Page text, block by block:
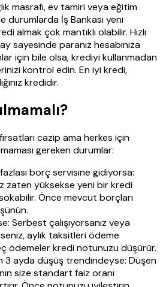
masrafı, ev tamiri veya eğitim
durumlarda İş Bankası yeni
almak çok mantıklı olabilir. Hızlı
sayesinde paranız hesabınıza
için bile olsa, krediyi kullanmadan
kontrol edin. En iyi kredi,
kredidir.
cazip ama herkes için
gereken durumlar:
borç servisine gidiyorsa:
zaten yüksekse yeni bir kredi
Önce mevcut borçları
Serbest çalışıyorsanız veya
aylık taksitleri ödeme
ödemeler kredi notunuzu düşürür.
3 ayda düşüş trendindeyse: Düşen
size standart faiz oranı